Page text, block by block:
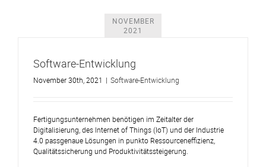
NOVEMBER
2021
Software-Entwicklung
November 30th, 2021 | Software-Entwicklung
Fertigungsunternehmen benötigen im Zeitalter der
Digitalisierung, des Internet of Things (IoT) und der Industrie
4.0 passgenaue Lösungen in punkto Ressourceneffizienz,
Qualitätssicherung und Produktivitätssteigerung.